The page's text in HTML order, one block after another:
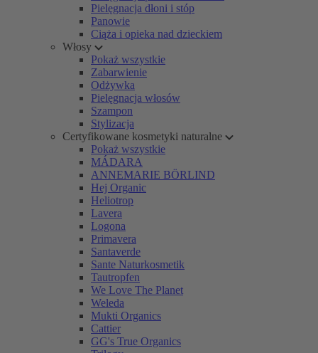
Pielęgnacja dłoni i stóp
Panowie
Ciąża i opieka nad dzieckiem
Włosy
Pokaż wszystkie
Zabarwienie
Odżywka
Pielęgnacja włosów
Szampon
Stylizacja
Certyfikowane kosmetyki naturalne
Pokaż wszystkie
MÁDARA
ANNEMARIE BÖRLIND
Hej Organic
Heliotrop
Lavera
Logona
Primavera
Santaverde
Sante Naturkosmetik
Tautropfen
We Love The Planet
Weleda
Mukti Organics
Cattier
GG's True Organics